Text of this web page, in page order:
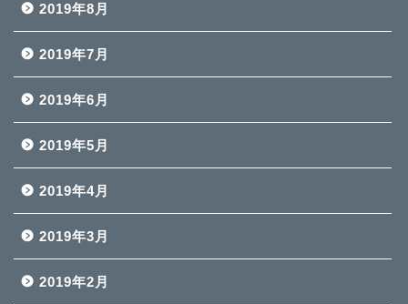
2019年8月
2019年7月
2019年6月
2019年5月
2019年4月
2019年3月
2019年2月